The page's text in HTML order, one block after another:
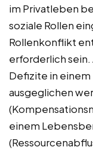
im Privatleben
soziale Rollen
Rollenkonflikt
erforderlich
Defizite in
ausgeglichen
einem